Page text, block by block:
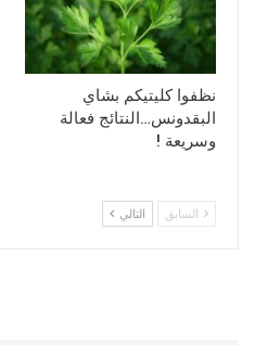
نظفوا كليتيكم بشاي
البقدونس…النتائج فعالة
وسريعة !
السابق التالي